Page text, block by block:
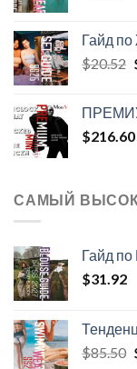
Гайд
$20.52
$216.60
САМЫЙ
Гайд
$31.92
$85.50